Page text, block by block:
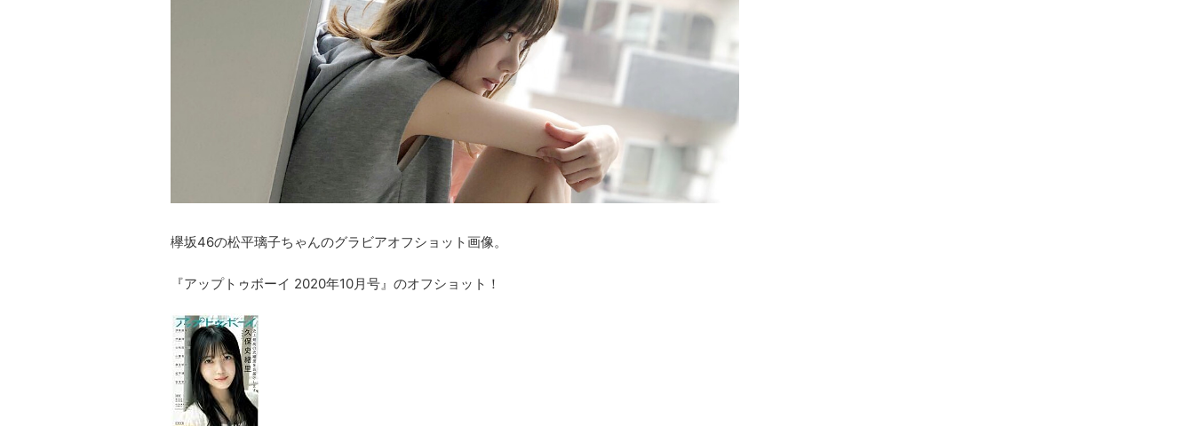
欅坂46の松平璃子ちゃんのグラビアオフショット画像。
『アップトゥボーイ 2020年10月号』のオフショット！